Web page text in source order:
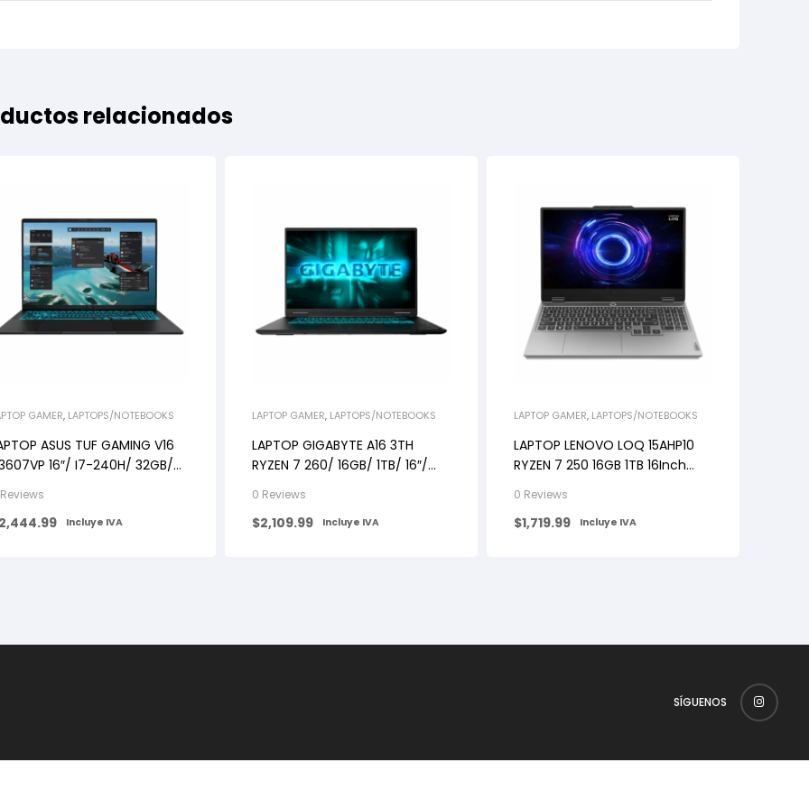
relacionados
GAMER, LAPTOPS/NOTEBOOKS
ASUS TUF GAMING V16
16″/ I7-240H/ 32GB/
Incluye IVA
LAPTOP GAMER, LAPTOPS/NOTEBOOKS
LAPTOP GIGABYTE A16 3TH
RYZEN 7 260/ 16GB/ 1TB/ 16″/
0 Reviews
$2,109.99 Incluye IVA
LAPTOP GAMER, LAPTOPS/NOTEBOOKS
LAPTOP LENOVO LOQ 15AHP10
RYZEN 7 250 16GB 1TB 16Inch
0 Reviews
$1,719.99 Incluye IVA
SÍGUENOS